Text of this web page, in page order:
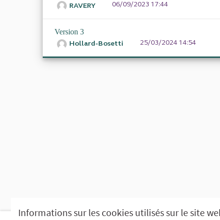
Informations sur les cookies utilisés sur le site
RAVERY 06/09/2023 17:44
Version 3
Hollard-Bosetti
25/03/2024 14:54